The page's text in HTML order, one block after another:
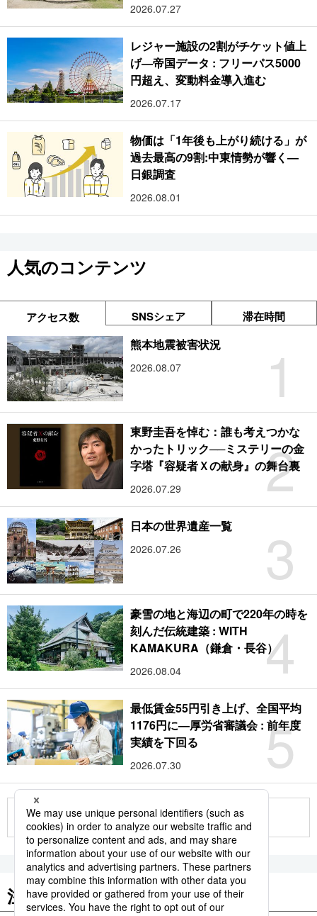
2026.07.27
レジャー施設の2割がチケット値上
げ―帝国データ : フリーパス5000
円超え、変動料金導入進む
2026.07.17
物価は「1年後も上がり続ける」が
過去最高の9割:中東情勢が響く―
日銀調査
2026.08.01
人気のコンテンツ
アクセス数 SNSシェア 滞在時間
1
熊本地震被害状況
2026.08.07
2
東野圭吾を悼む：誰も考えつかな
かったトリック──ミステリーの金
字塔『容疑者Ｘの献身』の舞台裏
2026.07.29
3
日本の世界遺産一覧
2026.07.26
4
豪雪の地と海辺の町で220年の時を
刻んだ伝統建築 : WITH
KAMAKURA（鎌倉・長谷）
2026.08.04
5
最低賃金55円引き上げ、全国平均
1176円に―厚労省審議会 : 前年度
実績を下回る
2026.07.30
もっと見る
注目のキーワード